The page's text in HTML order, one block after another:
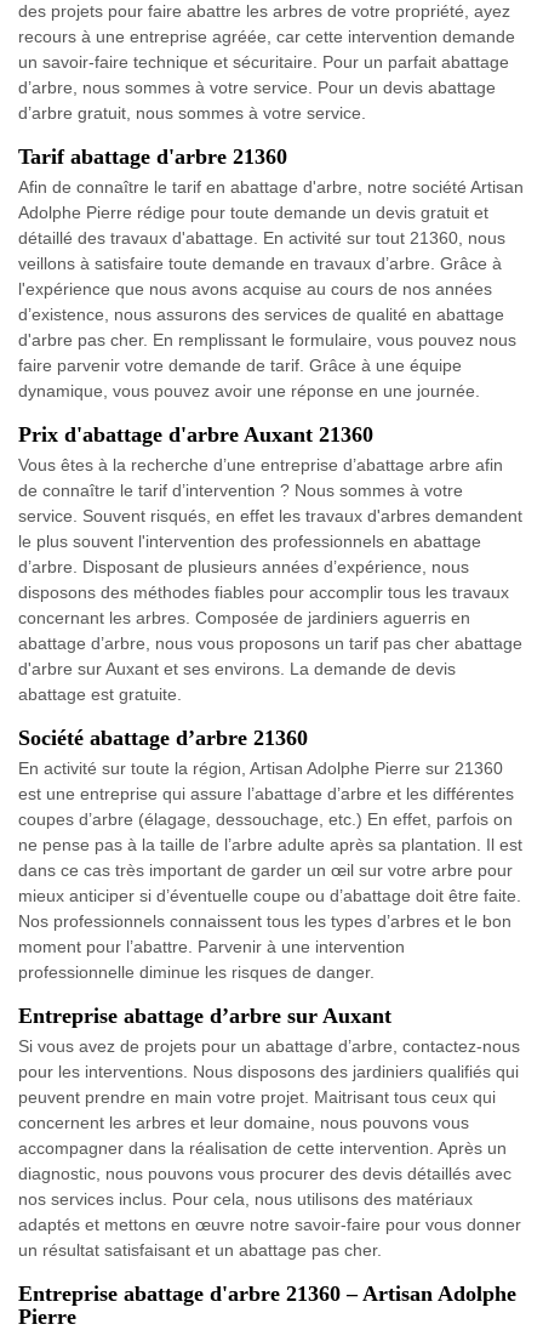
des projets pour faire abattre les arbres de votre propriété, ayez
recours à une entreprise agréée, car cette intervention demande
un savoir-faire technique et sécuritaire. Pour un parfait abattage
d’arbre, nous sommes à votre service. Pour un devis abattage
d’arbre gratuit, nous sommes à votre service.
Tarif abattage d'arbre 21360
Afin de connaître le tarif en abattage d'arbre, notre société Artisan
Adolphe Pierre rédige pour toute demande un devis gratuit et
détaillé des travaux d'abattage. En activité sur tout 21360, nous
veillons à satisfaire toute demande en travaux d’arbre. Grâce à
l'expérience que nous avons acquise au cours de nos années
d’existence, nous assurons des services de qualité en abattage
d'arbre pas cher. En remplissant le formulaire, vous pouvez nous
faire parvenir votre demande de tarif. Grâce à une équipe
dynamique, vous pouvez avoir une réponse en une journée.
Prix d'abattage d'arbre Auxant 21360
Vous êtes à la recherche d’une entreprise d’abattage arbre afin
de connaître le tarif d’intervention ? Nous sommes à votre
service. Souvent risqués, en effet les travaux d'arbres demandent
le plus souvent l'intervention des professionnels en abattage
d’arbre. Disposant de plusieurs années d’expérience, nous
disposons des méthodes fiables pour accomplir tous les travaux
concernant les arbres. Composée de jardiniers aguerris en
abattage d’arbre, nous vous proposons un tarif pas cher abattage
d'arbre sur Auxant et ses environs. La demande de devis
abattage est gratuite.
Société abattage d’arbre 21360
En activité sur toute la région, Artisan Adolphe Pierre sur 21360
est une entreprise qui assure l’abattage d’arbre et les différentes
coupes d’arbre (élagage, dessouchage, etc.) En effet, parfois on
ne pense pas à la taille de l’arbre adulte après sa plantation. Il est
dans ce cas très important de garder un œil sur votre arbre pour
mieux anticiper si d’éventuelle coupe ou d’abattage doit être faite.
Nos professionnels connaissent tous les types d’arbres et le bon
moment pour l’abattre. Parvenir à une intervention
professionnelle diminue les risques de danger.
Entreprise abattage d’arbre sur Auxant
Si vous avez de projets pour un abattage d’arbre, contactez-nous
pour les interventions. Nous disposons des jardiniers qualifiés qui
peuvent prendre en main votre projet. Maitrisant tous ceux qui
concernent les arbres et leur domaine, nous pouvons vous
accompagner dans la réalisation de cette intervention. Après un
diagnostic, nous pouvons vous procurer des devis détaillés avec
nos services inclus. Pour cela, nous utilisons des matériaux
adaptés et mettons en œuvre notre savoir-faire pour vous donner
un résultat satisfaisant et un abattage pas cher.
Entreprise abattage d'arbre 21360 – Artisan Adolphe
Pierre